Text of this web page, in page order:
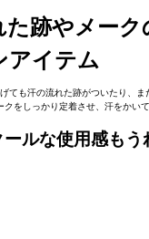
た跡やメー
アイテム
げても汗の流れた跡がついたり、
クをしっかり定着させ、汗をかい
ルな使用感もう